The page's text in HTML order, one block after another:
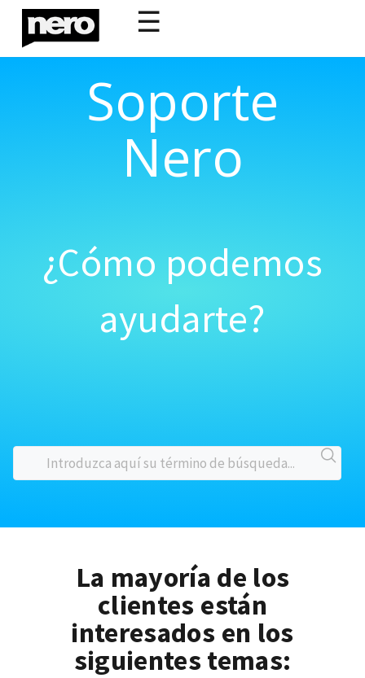
☰
Soporte
Nero
¿Cómo podemos
ayudarte?
La mayoría de los
clientes están
interesados en los
siguientes temas: